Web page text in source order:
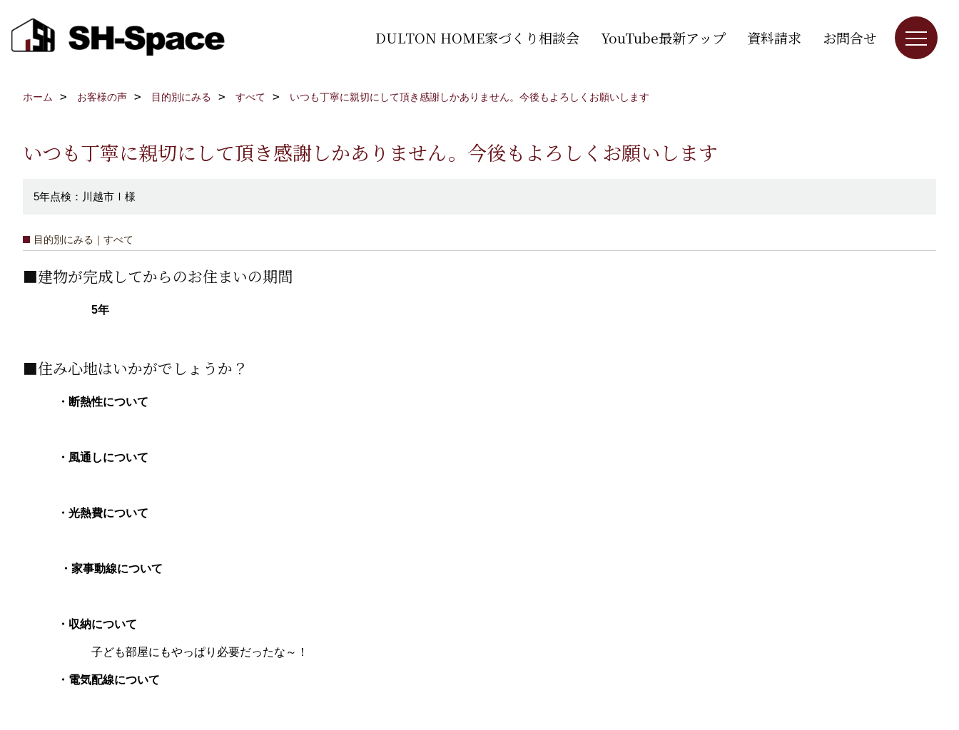
DULTON HOME家づくり相談会 YouTube最新アップ 資料請求 お問合せ
ホーム お客様の声 目的別にみる すべて いつも丁寧に親切にして頂き感謝しかありません。今後もよろしくお願いします
いつも丁寧に親切にして頂き感謝しかありません。今後もよろしくお願いします
5年点検：川越市Ⅰ様
目的別にみる｜すべて
■建物が完成してからのお住まいの期間
5年
■住み心地はいかがでしょうか？
・断熱性について
・風通しについて
・光熱費について
・家事動線について
・収納について
子ども部屋にもやっぱり必要だったな～！
・電気配線について